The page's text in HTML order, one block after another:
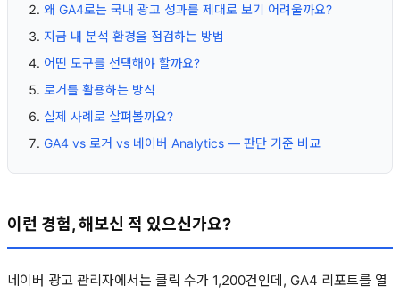
왜 GA4로는 국내 광고 성과를 제대로 보기 어려울까요?
지금 내 분석 환경을 점검하는 방법
어떤 도구를 선택해야 할까요?
로거를 활용하는 방식
실제 사례로 살펴볼까요?
GA4 vs 로거 vs 네이버 Analytics — 판단 기준 비교
이런 경험, 해보신 적 있으신가요?
네이버 광고 관리자에서는 클릭 수가 1,200건인데, GA4 리포트를 열